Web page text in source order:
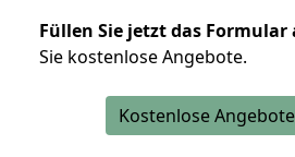
Füllen Sie jetzt das Formular
Sie kostenlose Angebote.
Kostenlose